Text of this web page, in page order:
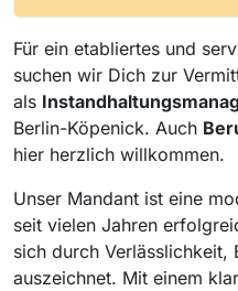
Für ein etabliertes und
suchen wir Dich zur
als
Berlin-Köpenick. Auch
hier herzlich willkommen.
Unser Mandant ist eine
seit vielen Jahren
sich durch Verlässlichkeit,
auszeichnet. Mit einem